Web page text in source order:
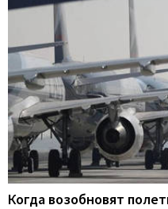
Когда возобновят